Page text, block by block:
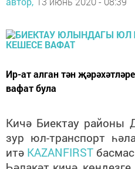
Ир-ат алган тән
вафат була
Кичә Биектау
зур юл-транспорт
итә KAZANFIRST